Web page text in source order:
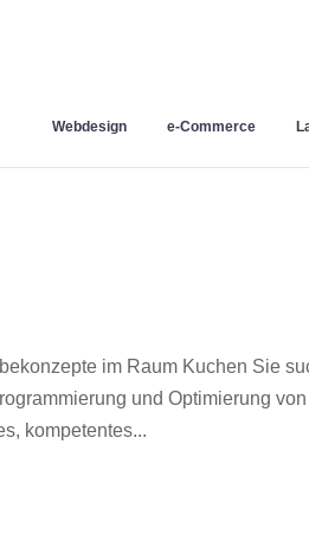
Webdesign e-Commerce
im Raum Kuchen Sie
und Optimierung
kompetentes...